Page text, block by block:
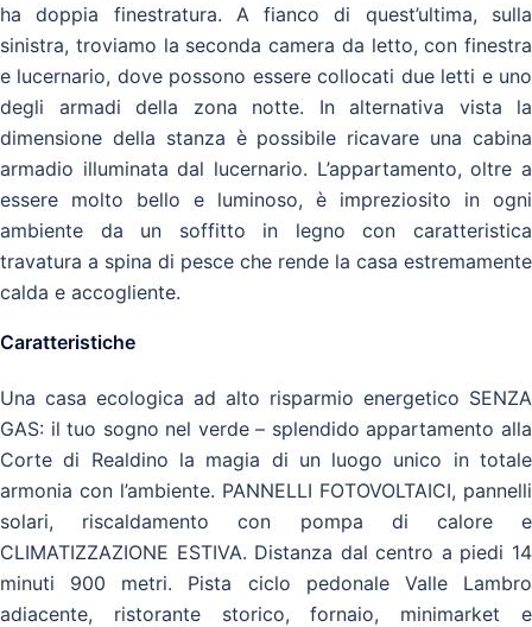
ha doppia finestratura. A fianco di quest’ultima, sulla
sinistra, troviamo la seconda camera da letto, con finestra
e lucernario, dove possono essere collocati due letti e uno
degli armadi della zona notte. In alternativa vista la
dimensione della stanza è possibile ricavare una cabina
armadio illuminata dal lucernario. L’appartamento, oltre a
essere molto bello e luminoso, è impreziosito in ogni
ambiente da un soffitto in legno con caratteristica
travatura a spina di pesce che rende la casa estremamente
calda e accogliente.
Caratteristiche
Una casa ecologica ad alto risparmio energetico SENZA
GAS: il tuo sogno nel verde – splendido appartamento alla
Corte di Realdino la magia di un luogo unico in totale
armonia con l’ambiente. PANNELLI FOTOVOLTAICI, pannelli
solari, riscaldamento con pompa di calore e
CLIMATIZZAZIONE ESTIVA. Distanza dal centro a piedi 14
minuti 900 metri. Pista ciclo pedonale Valle Lambro
adiacente, ristorante storico, fornaio, minimarket e